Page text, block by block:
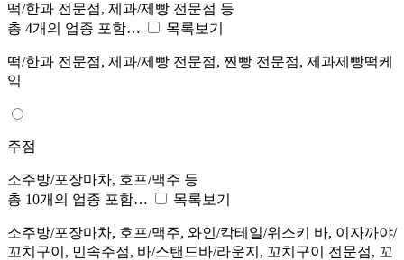
떡/한과 전문점, 제과/제빵 전문점 등
총 4개의 업종 포함…
목록보기
떡/한과 전문점, 제과/제빵 전문점, 찐빵 전문점, 제과제빵떡케
익
주점
소주방/포장마차, 호프/맥주 등
총 10개의 업종 포함…
목록보기
소주방/포장마차, 호프/맥주, 와인/칵테일/위스키 바, 이자까야/
꼬치구이, 민속주점, 바/스탠드바/라운지, 꼬치구이 전문점, 꼬